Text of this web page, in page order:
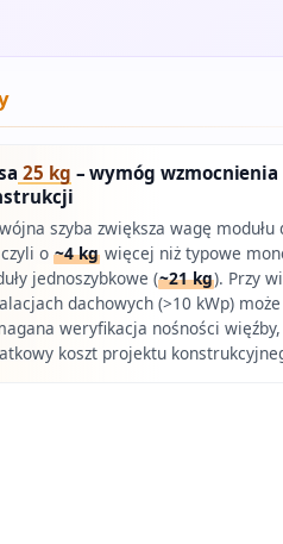
25 kg – wymóg wzmocnienia
szyba zwiększa wagę modułu
o~4 kg więcej niż typowe
jednoszyb­kowe (~21 kg). Przy
dachowych (>10 kWp)
weryfikacja nośności
koszt projektu